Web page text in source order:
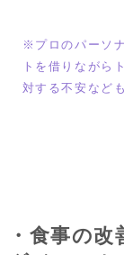
※プロのパーソ
トを借りながら
対する不安など
・食事の